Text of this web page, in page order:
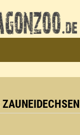
ZAUNEIDECHSEN